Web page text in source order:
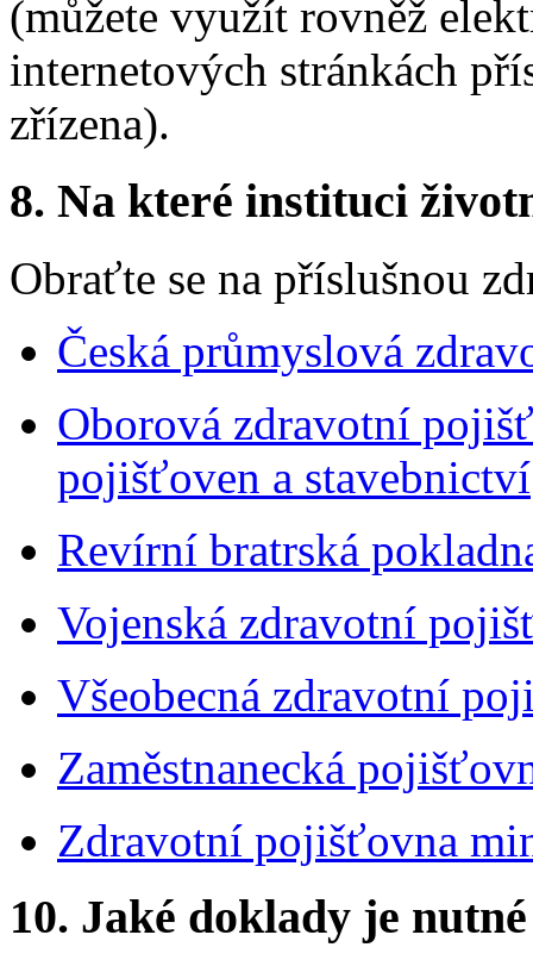
(můžete využít rovněž
internetových stránkách
zřízena).
8. Na které instituci
Obraťte se na příslušnou
Česká průmyslová
Oborová zdravotní
pojišťoven a stavebnictví
Revírní bratrská
Vojenská zdravotní
Všeobecná zdravotní
Zaměstnanecká
Zdravotní pojišťovna
10. Jaké doklady je